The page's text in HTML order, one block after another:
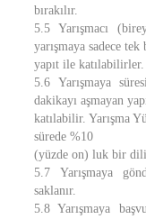
bırakılır.
5.5 Yarışmacı
yarışmaya sadece tek
yapıt ile katılabilirler.
5.6 Yarışmaya
dakikayı aşmayan
katılabilir. Yarışma
sürede %10
(yüzde on) luk bir
5.7 Yarışmaya
saklanır.
5.8 Yarışmaya